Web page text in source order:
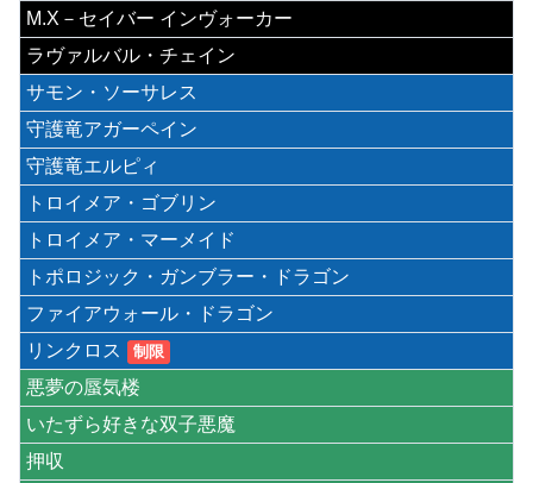
M.X－セイバー インヴォーカー
ラヴァルバル・チェイン
サモン・ソーサレス
守護竜アガーペイン
守護竜エルピィ
トロイメア・ゴブリン
トロイメア・マーメイド
トポロジック・ガンブラー・ドラゴン
ファイアウォール・ドラゴン
リンクロス
制限
悪夢の蜃気楼
いたずら好きな双子悪魔
押収